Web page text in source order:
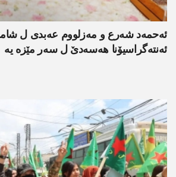
ئەحمەد شەرع و مەزلووم عەبدی ل شامێ
ئەنتەگراسیۆنا ھەسەدێ ل سەر مێزە یە